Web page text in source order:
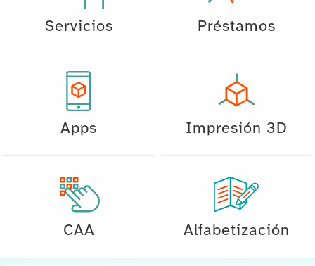
Servicios Préstamos
Apps Impresión 3D
CAA Alfabetización